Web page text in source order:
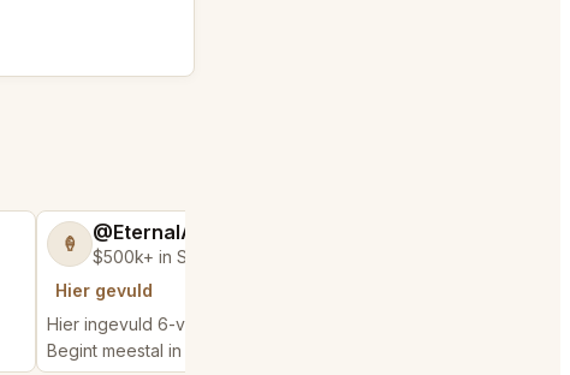
🍦 @EternalAnt36
$500k+ in Sales & Low Refunds
Hier gevuld
Hier ingevuld 6-verzoeken
Begint meestal in 2 minutes